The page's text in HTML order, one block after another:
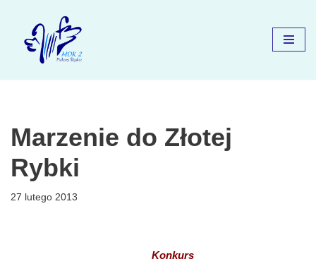
Przejdź
Marzenie do Złotej
Rybki
27 lutego 2013
Konkurs